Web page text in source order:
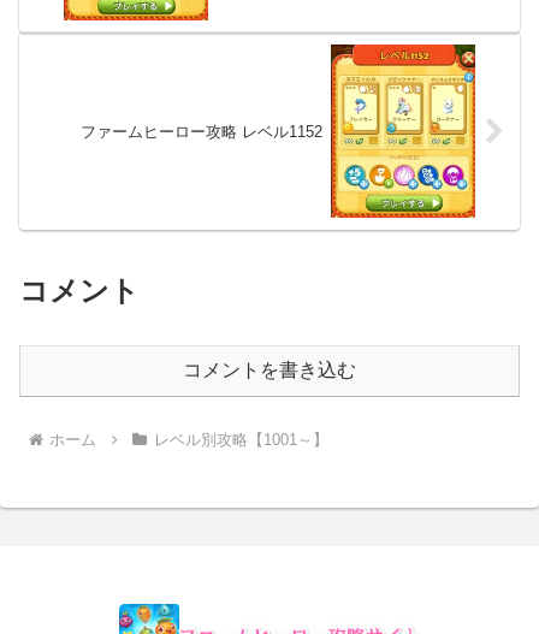
ファームヒーロー攻略 レベル1152
コメント
コメントを書き込む
ホーム レベル別攻略【1001～】